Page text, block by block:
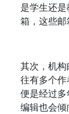
是学生还
箱，这些邮
其次，机
往有多个
便是经过
编辑也会倾